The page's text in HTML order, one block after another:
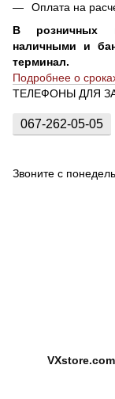
Оплата на
В розничных
наличными и
терминал.
Подробнее о
ТЕЛЕФОНЫ ДЛЯ
067-262-05-05
Звоните с